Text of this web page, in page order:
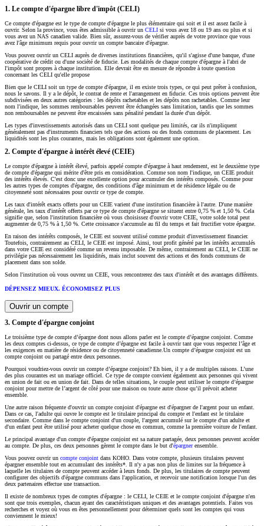
1. Le compte d'épargne libre d'impôt (CELI)
Ce compte d'épargne est le type de compte d'épargne le plus élémentaire qui soit et il est assez facile à
ouvrir. Selon la province, vous êtes admissible à ouvrir un CELI si vous avez 18 ou 19 ans ou plus et si
vous avez un NAS canadien valide. Bien sûr, assurez-vous de vérifier auprès de votre province que vous
avez l'âge minimum requis pour ouvrir un compte bancaire d'épargne.
Vous pouvez ouvrir un CELI auprès de diverses institutions financières, qu'il s'agisse d'une banque, d'une
coopérative de crédit ou d'une société de fiducie. Les modalités de chaque compte d'épargne à l'abri de
l'impôt sont propres à chaque institution. Elle devrait être en mesure de répondre à toute question
concernant les CELI qu'elle propose
Bien que le CELI soit un type de compte d'épargne, il en existe trois types, ce qui peut prêter à confusion,
nous le savons. Il y a le dépôt, le contrat de rente et l'arrangement en fiducie. Ces trois options peuvent être
subdivisées en deux autres catégories : les dépôts rachetables et les dépôts non rachetables. Comme leur
nom l'indique, les sommes remboursables peuvent être échangées sans limitation, tandis que les sommes
non remboursables ne peuvent être encaissées sans pénalité pendant la durée d'un dépôt.
Les types d'investissements autorisés dans un CELI sont quelque peu limités, car ils n'impliquent
généralement pas d'instruments financiers tels que des actions ou des fonds communs de placement. Les
liquidités sont les plus courantes, mais les obligations sont également une option.
2. Compte d'épargne à intérêt élevé (CEIE)
Le compte d'épargne à intérêt élevé, parfois appelé compte d'épargne à haut rendement, est le deuxième type
de compte d'épargne qui mérite d'être pris en considération. Comme son nom l'indique, un CEIE produit
des intérêts élevés. C'est donc une excellente option pour accumuler des intérêts composés. Comme pour
les autres types de comptes d'épargne, des conditions d'âge minimum et de résidence légale ou de
citoyenneté sont nécessaires pour ouvrir ce type de compte.
Les taux d'intérêt exacts offerts pour un CEIE varient d'une institution financière à l'autre. D'une manière
générale, les taux d'intérêt offerts par ce type de compte d'épargne se situent entre 0,75 % et 1,50 %. Cela
signifie que, selon l'institution financière où vous choisissez d'ouvrir votre CEIE, votre solde total peut
augmenter de 0,75 % à 1,50 %. Cette croissance s'accumule au fil du temps et fait fructifier votre épargne.
En raison des intérêts composés, le CEIE est souvent utilisé comme produit d'investissement financier.
Toutefois, contrairement au CELI, le CEIE est imposé. Ainsi, tout profit généré par les intérêts accumulés
dans votre CEIE est considéré comme un revenu imposable. De même, contrairement au CELI, le CEIE ne
privilégie pas nécessairement les liquidités, mais inclut souvent des actions et des fonds communs de
placement dans son solde.
Selon l'institution où vous ouvrez un CEIE, vous rencontrerez des taux d'intérêt et des avantages différents.
DÉPENSEZ MIEUX. ÉCONOMISEZ PLUS
Ouvrir un compte
3. Compte d'épargne conjoint
Le troisième type de compte d’épargne dont nous allons parler est le compte d’épargne conjoint. Comme
les deux comptes ci-dessus, ce type de compte d’épargne est facile à ouvrir tant que vous respectez l’âge et
les exigences en matière de résidence ou de citoyenneté canadienne.Un compte d’épargne conjoint est un
compte conjoint ou partagé entre deux personnes.
Pourquoi voudriez-vous ouvrir un compte d’épargne conjoint? Eh bien, il y a de multiples raisons. L’une
des plus courantes est un mariage officiel. Ce type de compte convient également aux personnes qui vivent
en union de fait ou en union de fait. Dans de telles situations, le couple peut utiliser le compte d’épargne
conjoint pour mettre de l’argent de côté pour une maison ou toute autre chose qu’il prévoit acheter
ensemble.
Une autre raison fréquente d'ouvrir un compte conjoint d'épargne est d'épargner de l'argent pour un enfant.
Dans ce cas, l'adulte qui ouvre le compte est le titulaire principal du compte et l'enfant est le titulaire
secondaire. Comme dans le compte conjoint d'un couple, l'argent accumulé sur le compte d'un adulte et
d'un enfant peut être utilisé pour acheter quelque chose en commun, comme la première voiture de l'enfant.
Le principal avantage d'un compte d'épargne conjoint est sa nature partagée, deux personnes peuvent accéder
au compte. De plus, ces deux personnes gèrent le compte dans le but d'épargnerensemble.
Vous pouvez ouvrir un compte conjoint dans KOHO. Dans votre compte, plusieurs titulaires peuvent
épargner ensemble tout en accumulant des intérêts*. Il n'y a pas non plus de limites sur la fréquence à
laquelle les titulaires de compte peuvent accéder à leurs fonds. De plus, les titulaires de compte peuvent
configurer des objectifs d'épargne communs dans l'application, et recevoir une notification lorsque l'un des
deux partenaires effectue une transaction.
Il existe de nombreux types de comptes d'épargne : le CELI, le CEIE et le compte conjoint d'épargne n'en
sont que trois exemples, chacun ayant des caractéristiques uniques et des avantages potentiels. Faites vos
recherches et voyez où vous en êtes personnellement pour déterminer quels sont les comptes qui vous
conviennent le mieux!